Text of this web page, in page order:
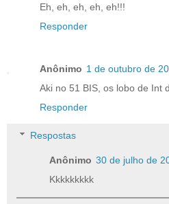
Eh, eh, eh, eh, eh!!!
Responder
Anônimo 1 de outubro de
Aki no 51 BIS, os lobo de Int
Responder
Respostas
Anônimo 30 de julho de
Kkkkkkkkk